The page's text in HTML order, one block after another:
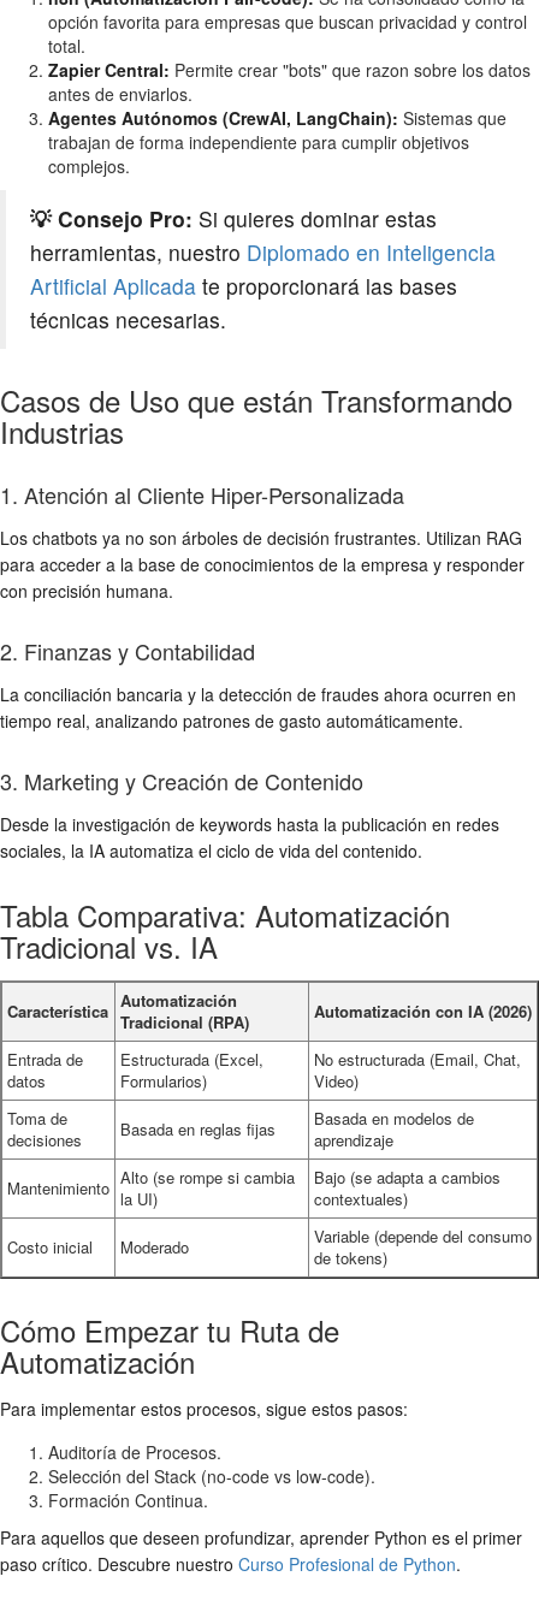
opción favorita para empresas que buscan privacidad y control
total.
Zapier Central: Permite crear "bots" que razon sobre los datos
antes de enviarlos.
Agentes Autónomos (CrewAI, LangChain): Sistemas que
trabajan de forma independiente para cumplir objetivos
complejos.
💡 Consejo Pro: Si quieres dominar estas
herramientas, nuestro Diplomado en Inteligencia
Artificial Aplicada te proporcionará las bases
técnicas necesarias.
Casos de Uso que están Transformando
Industrias
1. Atención al Cliente Hiper-Personalizada
Los chatbots ya no son árboles de decisión frustrantes. Utilizan RAG
para acceder a la base de conocimientos de la empresa y responder
con precisión humana.
2. Finanzas y Contabilidad
La conciliación bancaria y la detección de fraudes ahora ocurren en
tiempo real, analizando patrones de gasto automáticamente.
3. Marketing y Creación de Contenido
Desde la investigación de keywords hasta la publicación en redes
sociales, la IA automatiza el ciclo de vida del contenido.
Tabla Comparativa: Automatización
Tradicional vs. IA
Característica Automatización
Tradicional (RPA)
Automatización con IA (2026)
Entrada de
datos
Estructurada (Excel,
Formularios)
No estructurada (Email, Chat,
Video)
Toma de
decisiones
Basada en reglas fijas
Basada en modelos de
aprendizaje
Mantenimiento Alto (se rompe si cambia
la UI)
Bajo (se adapta a cambios
contextuales)
Costo inicial Moderado
Variable (depende del consumo
de tokens)
Cómo Empezar tu Ruta de
Automatización
Para implementar estos procesos, sigue estos pasos:
Auditoría de Procesos.
Selección del Stack (no-code vs low-code).
Formación Continua.
Para aquellos que deseen profundizar, aprender Python es el primer
paso crítico. Descubre nuestro Curso Profesional de Python.